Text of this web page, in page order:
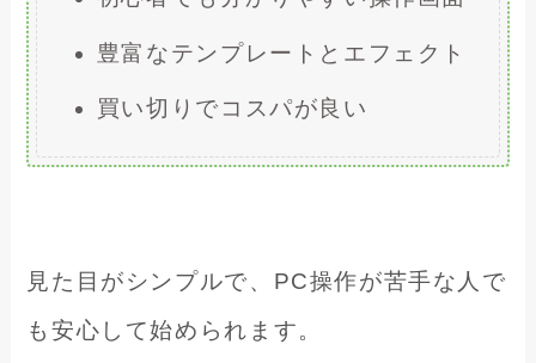
豊富なテンプレートとエフェクト
買い切りでコスパが良い
見た目がシンプルで、PC操作が苦手な人で
も安心して始められます。